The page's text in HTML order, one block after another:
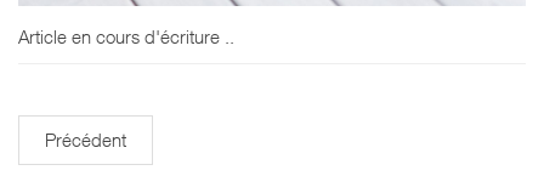
Article en cours d'écriture ..
Précédent